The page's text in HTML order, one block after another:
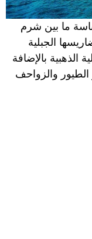
ما بين شرم
الجبلية
الذهبية بالإضافة
الطيور والزواحف